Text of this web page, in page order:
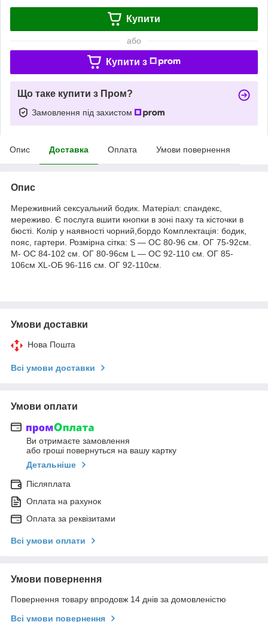
Купити
або
Купити з
Що таке купити з Пром?
Замовлення під захистом
Опис Доставка Оплата Умови повернення
Опис
Мереживний сексуальний бодик. Матеріал: спандекс,
мереживо. Є послуга вшити кнопки в зоні паху та кісточки в
бюсті. Колір у наявності чорний,бордо Комплектація: бодик,
пояс, гартери. Розмірна сітка: S — ОС 80-96 см. ОГ 75-92см.
M- ОС 84-102 см. ОГ 80-96см L — ОС 92-110 см. ОГ 85-
106см XL-ОБ 96-116 см. ОГ 92-110см.
Умови доставки
Нова Пошта
Всі умови доставки
Умови оплати
Ви отримаєте замовлення
або гроші повернуться на вашу картку
Детальніше
Післяплата
Оплата на рахунок
Оплата за реквізитами
Всі умови оплати
Умови повернення
Повернення товару впродовж 14 днів за домовленістю
Всі умови повернення